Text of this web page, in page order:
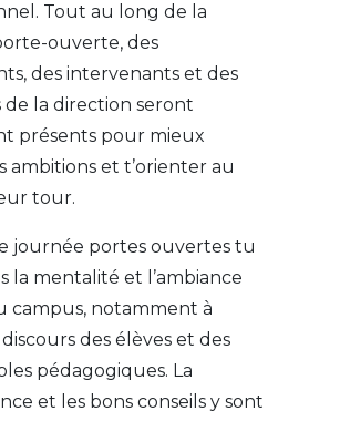
Tout au long de la
ouverte, des
des intervenants et des
de la direction seront
présents pour mieux
ambitions et t’orienter au
tour.
journée portes ouvertes tu
la mentalité et l’ambiance
campus, notamment à
des élèves et des
pédagogiques. La
et les bons conseils y sont